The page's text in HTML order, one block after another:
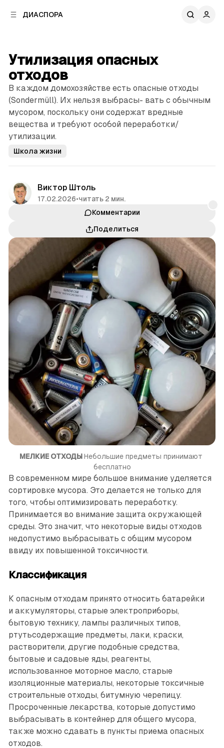
ДИАСПОРА
Утилизация опасных
отходов
В каждом домохозяйстве есть опасные отходы
(Sondermüll). Их нельзя выбрасы- вать с обычным
мусором, поскольку они содержат вредные
вещества и требуют особой переработки/
утилизации.
Школа жизни
Виктор Штоль
17.02.2026•читать 2 мин.
Комментарии
Поделиться
МЕЛКИЕ ОТХОДЫНебольшие предметы принимают
бесплатно
В современном мире большое внимание уделяется
сортировке мусора. Это делается не только для
того, чтобы оптимизировать переработку.
Принимается во внимание защита окружающей
среды. Это значит, что некоторые виды отходов
недопустимо выбрасывать с общим мусором
ввиду их повышенной токсичности.
Классификация
К опасным отходам принято относить батарейки
и аккумуляторы, старые электроприборы,
бытовую технику, лампы различных типов,
ртутьсодержащие предметы, лаки, краски,
растворители, другие подобные средства,
бытовые и садовые яды, реагенты,
использованное моторное масло, старые
изоляционные материалы, некоторые токсичные
строительные отходы, битумную черепицу.
Просроченные лекарства, которые допустимо
выбрасывать в контейнер для общего мусора,
также можно сдавать в пункты приема опасных
отходов.